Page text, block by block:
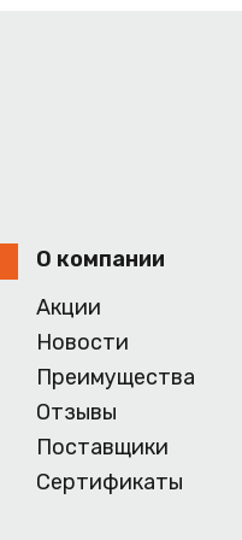
О компании
Акции
Новости
Преимущества
Отзывы
Поставщики
Сертификаты